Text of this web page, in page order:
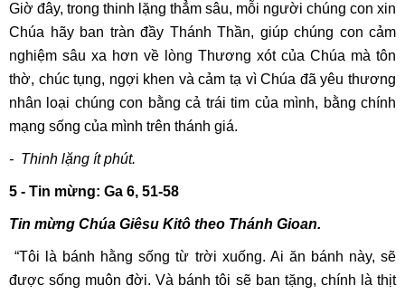
Giờ đây, trong thinh lặng thẳm sâu, mỗi người chúng con xin
Chúa hãy ban tràn đầy Thánh Thần, giúp chúng con cảm
nghiệm sâu xa hơn về lòng Thương xót của Chúa mà tôn
thờ, chúc tụng, ngợi khen và cảm tạ vì Chúa đã yêu thương
nhân loại chúng con bằng cả trái tim của mình, bằng chính
mạng sống của mình trên thánh giá.
- Thinh lặng ít phút.
5 - Tin mừng: Ga 6, 51-58
Tin mừng Chúa Giêsu Kitô theo Thánh Gioan.
“Tôi là bánh hằng sống từ trời xuống. Ai ăn bánh này, sẽ
được sống muôn đời. Và bánh tôi sẽ ban tặng, chính là thịt